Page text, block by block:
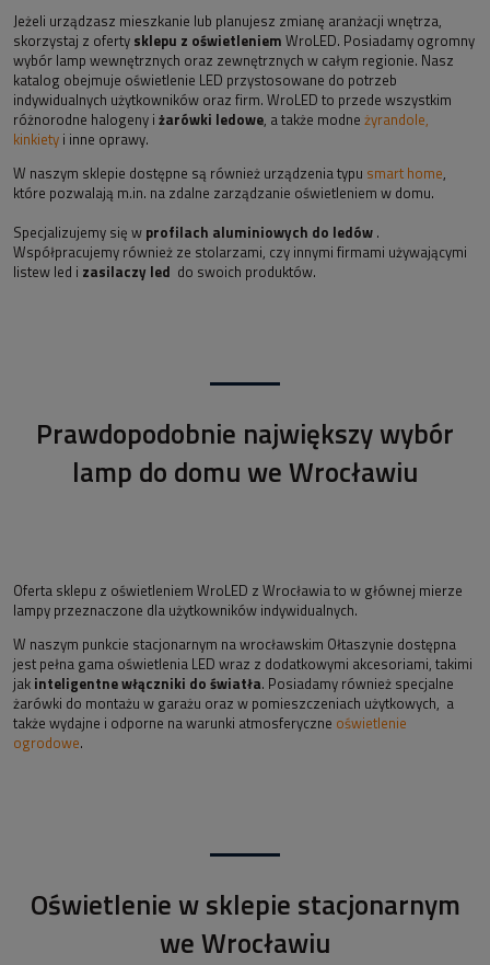
Jeżeli urządzasz mieszkanie lub planujesz zmianę aranżacji wnętrza,
skorzystaj z oferty sklepu z oświetleniem WroLED. Posiadamy ogromny
wybór lamp wewnętrznych oraz zewnętrznych w całym regionie. Nasz
katalog obejmuje oświetlenie LED przystosowane do potrzeb
indywidualnych użytkowników oraz firm. WroLED to przede wszystkim
różnorodne halogeny i żarówki ledowe, a także modne żyrandole,
kinkiety i inne oprawy.
W naszym sklepie dostępne są również urządzenia typu smart home,
które pozwalają m.in. na zdalne zarządzanie oświetleniem w domu.
Specjalizujemy się w profilach aluminiowych do ledów .
Współpracujemy również ze stolarzami, czy innymi firmami używającymi
listew led i zasilaczy led do swoich produktów.
Prawdopodobnie największy wybór
lamp do domu we Wrocławiu
Oferta sklepu z oświetleniem WroLED z Wrocławia to w głównej mierze
lampy przeznaczone dla użytkowników indywidualnych.
W naszym punkcie stacjonarnym na wrocławskim Ołtaszynie dostępna
jest pełna gama oświetlenia LED wraz z dodatkowymi akcesoriami, takimi
jak inteligentne włączniki do światła. Posiadamy również specjalne
żarówki do montażu w garażu oraz w pomieszczeniach użytkowych, a
także wydajne i odporne na warunki atmosferyczne oświetlenie
ogrodowe.
Oświetlenie w sklepie stacjonarnym
we Wrocławiu